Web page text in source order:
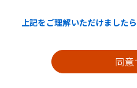
本システムを利用し
ことが必要です。この
体は本システムのサー
上記をご理解いただけました